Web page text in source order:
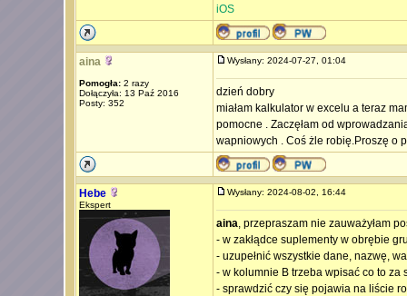
iOS
aina
Pomogła:2 razy
Dołączyła: 13 Paź 2016
Posty: 352
Wysłany: 2024-07-27, 01:04
dzień dobry
miałam kalkulator w excelu a teraz
pomocne . Zaczęłam od
wapniowych . Coś żle robię.Proszę o
Hebe
Ekspert
Wysłany: 2024-08-02, 16:44
aina, przepraszam nie zauważyłam
- w zakłądce suplementy w obrębie
- uzupełnić wszystkie dane, nazwę,
- w kolumnie B trzeba wpisać co to
- sprawdzić czy się pojawia na liście